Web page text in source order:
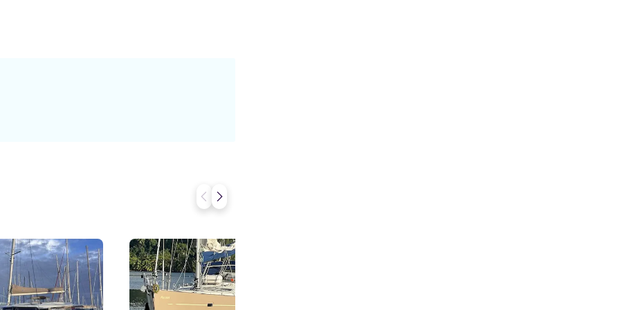
de caiaque e
oferece um valor excepcional, com
reservar